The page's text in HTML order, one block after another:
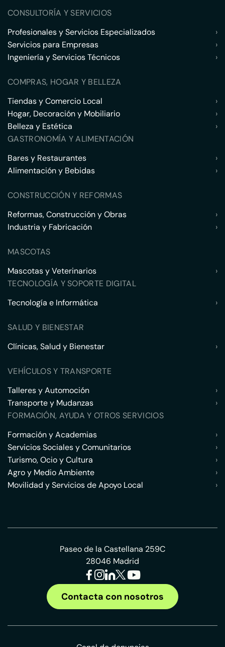
CONSULTORÍA Y SERVICIOS
Profesionales y Servicios Especializados
›
Servicios para Empresas
›
Ingeniería y Servicios Técnicos
›
COMPRAS, HOGAR Y BELLEZA
Tiendas y Comercio Local
›
Hogar, Decoración y Mobiliario
›
Belleza y Estética
›
GASTRONOMÍA Y ALIMENTACIÓN
Bares y Restaurantes
›
Alimentación y Bebidas
›
CONSTRUCCIÓN Y REFORMAS
Reformas, Construcción y Obras
›
Industria y Fabricación
›
MASCOTAS
Mascotas y Veterinarios
›
TECNOLOGÍA Y SOPORTE DIGITAL
Tecnología e Informática
›
SALUD Y BIENESTAR
Clínicas, Salud y Bienestar
›
VEHÍCULOS Y TRANSPORTE
Talleres y Automoción
›
Transporte y Mudanzas
›
FORMACIÓN, AYUDA Y OTROS SERVICIOS
Formación y Academias
›
Servicios Sociales y Comunitarios
›
Turismo, Ocio y Cultura
›
Agro y Medio Ambiente
›
Movilidad y Servicios de Apoyo Local
›
Paseo de la Castellana 259C
28046 Madrid
Contacta con nosotros